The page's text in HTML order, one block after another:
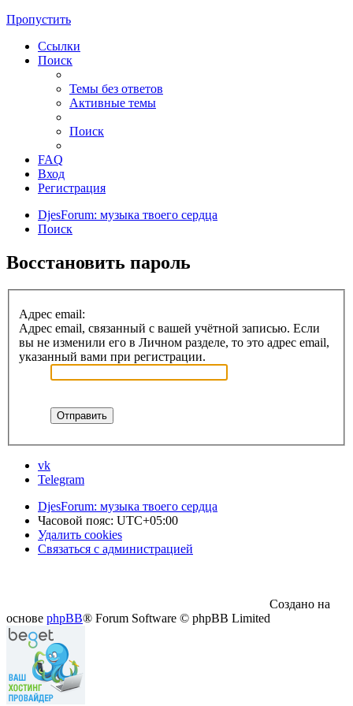
Пропустить
Ссылки
Поиск
Темы без ответов
Активные темы
Поиск
FAQ
Вход
Регистрация
DjesForum: музыка твоего сердца
Поиск
Восстановить пароль
Адрес email:
Адрес email, связанный с вашей учётной записью. Если
вы не изменили его в Личном разделе, то это адрес email,
указанный вами при регистрации.
vk
Telegram
DjesForum: музыка твоего сердца
Часовой пояс: UTC+05:00
Удалить cookies
Связаться с администрацией
Создано на
основе phpBB® Forum Software © phpBB Limited